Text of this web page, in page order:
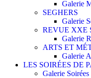
Galerie
SEGHERS
Galerie
REVUE XXE
Galerie
ARTS ET
Galerie
LES SOIRÉES DE
Galerie Soirées